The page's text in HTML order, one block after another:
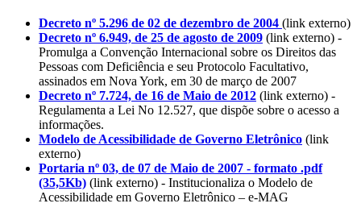
Decreto nº 5.296 de 02 de dezembro de 2004 (link externo)
Decreto nº 6.949, de 25 de agosto de 2009 (link externo) -
Promulga a Convenção Internacional sobre os Direitos das
Pessoas com Deficiência e seu Protocolo Facultativo,
assinados em Nova York, em 30 de março de 2007
Decreto nº 7.724, de 16 de Maio de 2012 (link externo) -
Regulamenta a Lei No 12.527, que dispõe sobre o acesso a
informações.
Modelo de Acessibilidade de Governo Eletrônico (link
externo)
Portaria nº 03, de 07 de Maio de 2007 - formato .pdf
(35,5Kb) (link externo) - Institucionaliza o Modelo de
Acessibilidade em Governo Eletrônico – e-MAG